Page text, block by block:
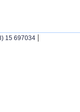
15 697034 |